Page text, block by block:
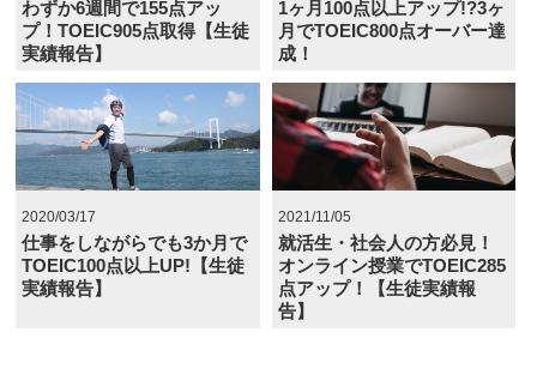
わずか6週間で155点アッ
プ！TOEIC905点取得【生徒
実績報告】
1ヶ月100点以上アップ!?3ヶ
月でTOEIC800点オーバー達
成！
2020/03/17
仕事をしながらでも3か月で
TOEIC100点以上UP!【生徒
実績報告】
2021/11/05
就活生・社会人の方必見！
オンライン授業でTOEIC285
点アップ！【生徒実績報
告】